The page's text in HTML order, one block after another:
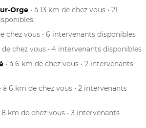
Orge • à 13 km de chez vous • 21
chez vous • 6 intervenants disponibles
chez vous • 4 intervenants disponibles
• à 6 km de chez vous • 2 intervenants
• à 6 km de chez vous • 2 intervenants
8 km de chez vous • 3 intervenants